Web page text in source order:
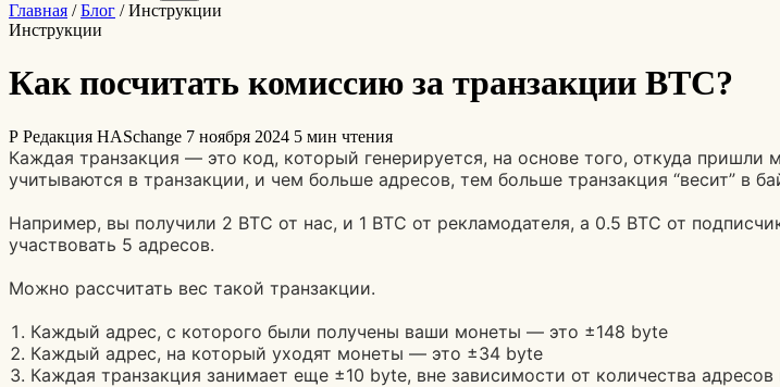
Главная / Блог / Инструкции
Инструкции
Как посчитать комиссию за транзакции BTC?
Р Редакция HASchange 7 ноября 2024 5 мин чтения
Каждая транзакция — это код, который генерируется, на основе того, откуда
учитываются в транзакции, и чем больше адресов, тем больше транзакция “весит” в
Например, вы получили 2 BTC от нас, и 1 BTC от рекламодателя, а 0.5 BTC от
участвовать 5 адресов.
Можно рассчитать вес такой транзакции.
Каждый адрес, с которого были получены ваши монеты — это ±148 byte
Каждый адрес, на который уходят монеты — это ±34 byte
Каждая транзакция занимает еще ±10 byte, вне зависимости от количества